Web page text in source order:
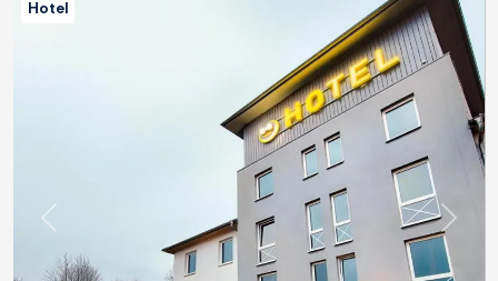
Previous Next
Hotel